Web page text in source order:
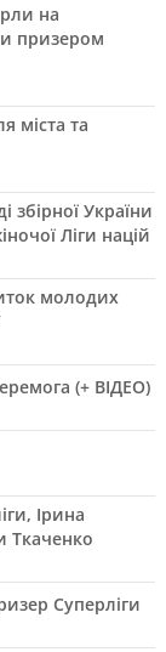
на
призером
міста та
збірної України
Ліги націй
молодих
(+ ВІДЕО)
Ірина
Ткаченко
Суперліги